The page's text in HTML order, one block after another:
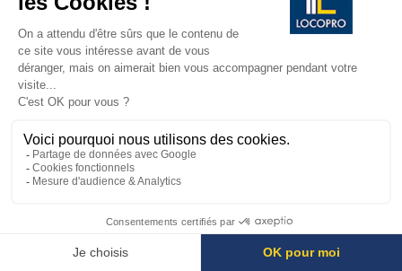
Bureaux entreprise
Location bureaux
Location bureaux Alpes Maritimes (06)
Location bureaux Var (83)
Vente bureaux Alpes Maritimes (06)
Vente bureaux Var (83)
Locaux commerciaux
Achat local commercial
Cession de bail
Cession de bail fréjus